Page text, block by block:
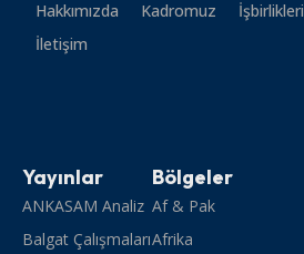
Hakkımızda Kadromuz İşbirlikleri
İletişim
Yayınlar
ANKASAM Analiz
Balgat Çalışmaları
Bölgeler
Af & Pak
Afrika